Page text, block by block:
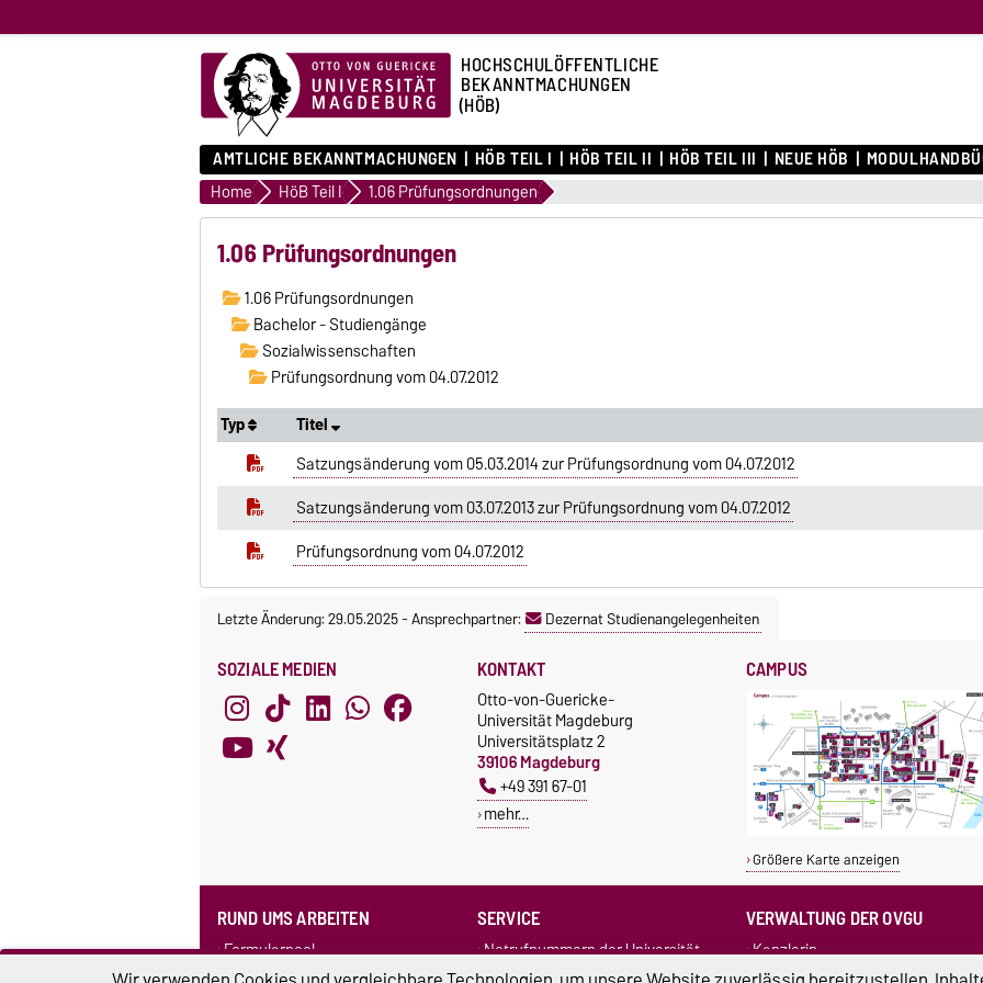
HOCHSCHULÖFFENTLICHE
BEKANNTMACHUNGEN
(HÖB)
AMTLICHE BEKANNTMACHUNGEN HÖB TEIL I HÖB TEIL II HÖB TEIL III NEUE HÖB
Home HöB Teil I 1.06 Prüfungsordnungen
1.06 Prüfungsordnungen
1.06 Prüfungsordnungen
Bachelor - Studiengänge
Sozialwissenschaften
Prüfungsordnung vom 04.07.2012
Typ
Titel
Satzungsänderung vom 05.03.2014 zur Prüfungsordnung vom 04.07.2012
Satzungsänderung vom 03.07.2013 zur Prüfungsordnung vom 04.07.2012
Prüfungsordnung vom 04.07.2012
Letzte Änderung: 29.05.2025-Ansprechpartner: Dezernat Studienangelegenheiten
SOZIALE MEDIEN KONTAKT
Otto-von-Guericke-
Universität Magdeburg
Universitätsplatz 2
39106 Magdeburg
+49 391 67-01
mehr…
CAMPUS
Größere Karte anzeigen
RUND UMS ARBEITEN
Formularpool
Personensuche
SERVICE
Notrufnummern der Universität
Fundbüro
+49 391 67-54444
VERWALTUNG DER OVGU
Kanzlerin
Rechtsstelle